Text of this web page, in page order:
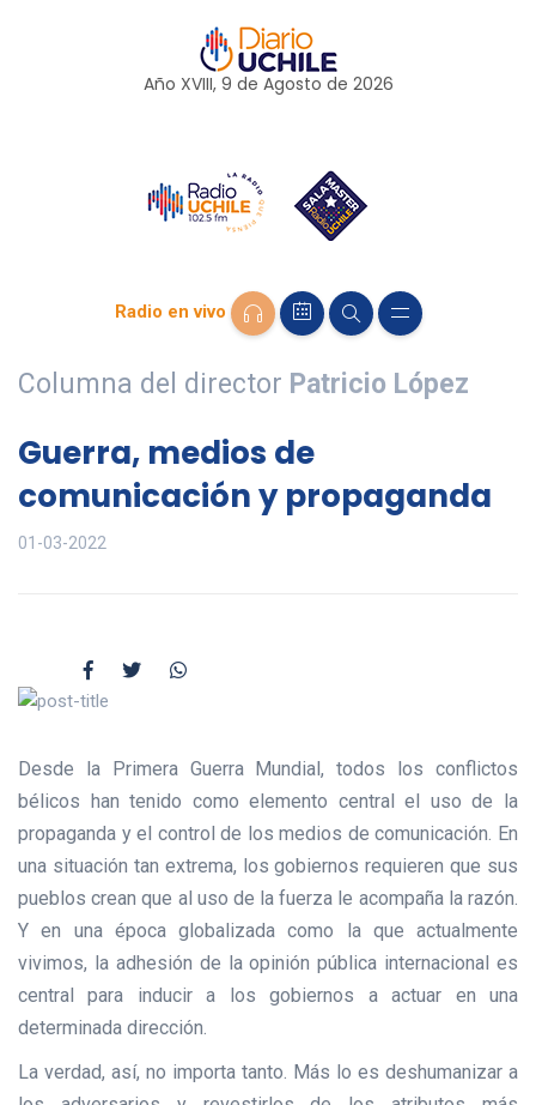
Año XVIII, 9 de Agosto de 2026
Radio en vivo
Columna del director Patricio López
Guerra, medios de
comunicación y propaganda
01-03-2022
Desde la Primera Guerra Mundial, todos los conflictos
bélicos han tenido como elemento central el uso de la
propaganda y el control de los medios de comunicación. En
una situación tan extrema, los gobiernos requieren que sus
pueblos crean que al uso de la fuerza le acompaña la razón.
Y en una época globalizada como la que actualmente
vivimos, la adhesión de la opinión pública internacional es
central para inducir a los gobiernos a actuar en una
determinada dirección.
La verdad, así, no importa tanto. Más lo es deshumanizar a